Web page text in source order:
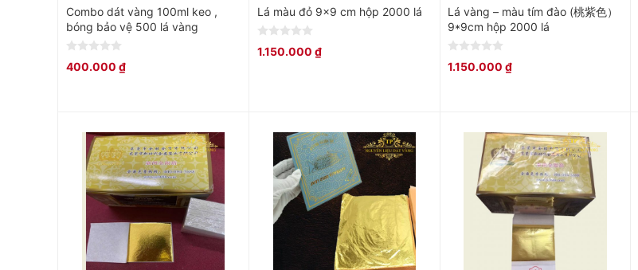
Combo dát vàng 100ml keo ,
bóng bảo vệ 500 lá vàng
0
out
400.000 ₫
Lá màu đỏ 9×9 cm hộp 2000 lá
0
out
1.150.000 ₫
Lá vàng – màu tím đào (桃紫色）
9*9cm hộp 2000 lá
0
out
1.150.000₫